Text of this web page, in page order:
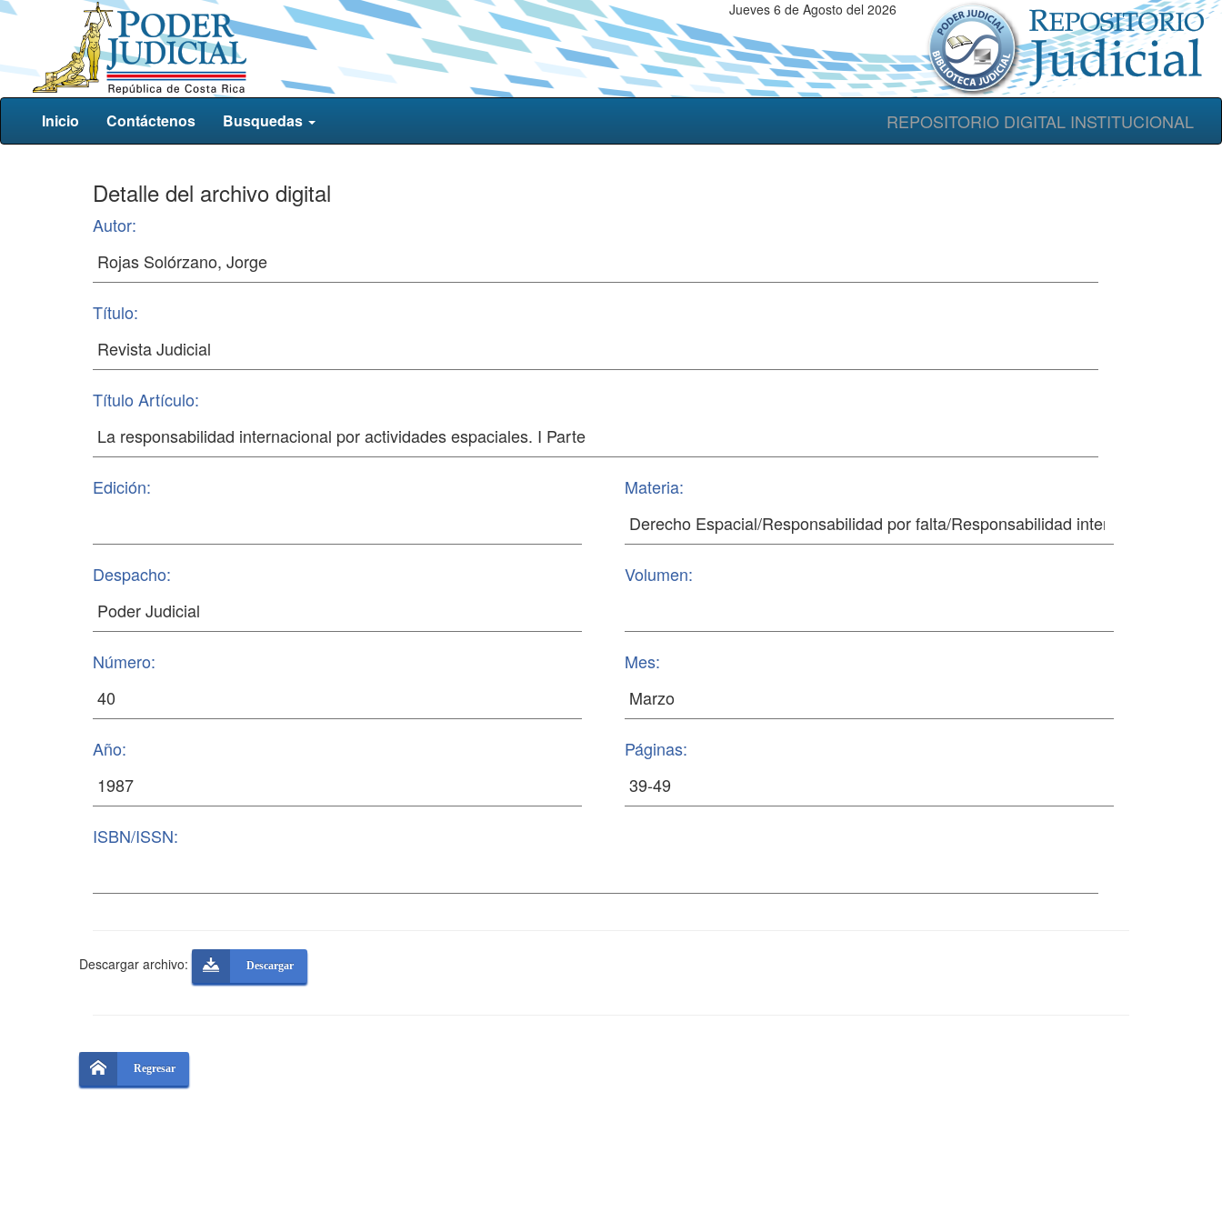
Jueves 6 de Agosto del 2026
REPOSITORIO DIGITAL INSTITUCIONAL
Inicio Contáctenos Busquedas
Detalle del archivo digital
Autor:
Título:
Título Artículo:
Edición: Materia:
Despacho: Volumen:
Número: Mes:
Año: Páginas:
ISBN/ISSN:
Descargar archivo: Descargar
Regresar